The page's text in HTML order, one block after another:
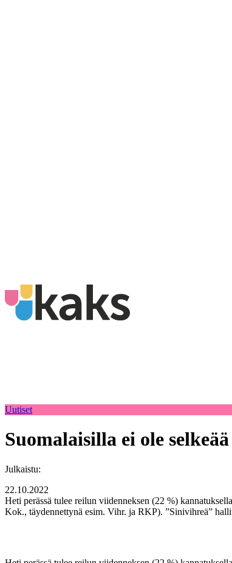
Uutiset
Suomalaisilla ei ole
Julkaistu:
22.10.2022
Heti perässä tulee reilun viidenneksen (22 %)
Kok., täydennettynä esim. Vihr. ja RKP). ”Sinivihreä”